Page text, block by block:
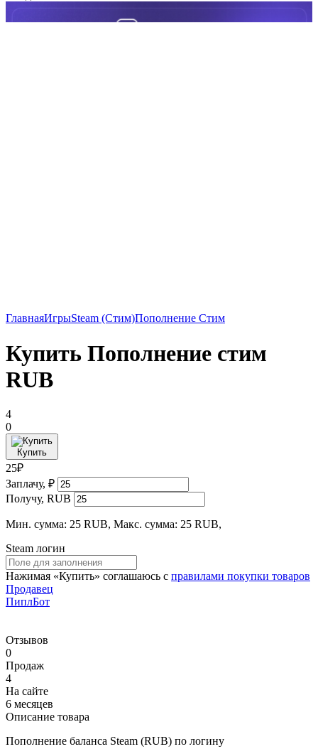
ГлавнаяИгрыSteam (Стим)Пополнение Стим
Купить Пополнение стим
RUB
4
0
Купить
25₽
Заплачу, ₽
Получу, RUB
Мин. сумма: 25 RUB, Макс. сумма: 25 RUB,
Steam логин
Нажимая «Купить» соглашаюсь с правилами покупки товаров
Продавец
ПиплБот
Отзывов
0
Продаж
4
На сайте
6 месяцев
Описание товара
Пополнение баланса Steam (RUB) по логину